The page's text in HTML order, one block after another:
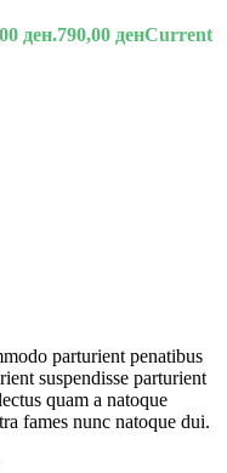
ден.790,00 денCurrent
parturient penatibus
suspendisse parturient
quam a natoque
fames nunc natoque dui.